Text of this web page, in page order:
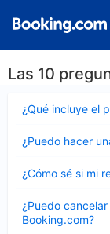
Las 10
¿Qué incluye el
cerrado
¿Puedo hacer
cerrado
¿Cómo sé si mi
cerrado
¿Puedo
Booking.com?
cerrado